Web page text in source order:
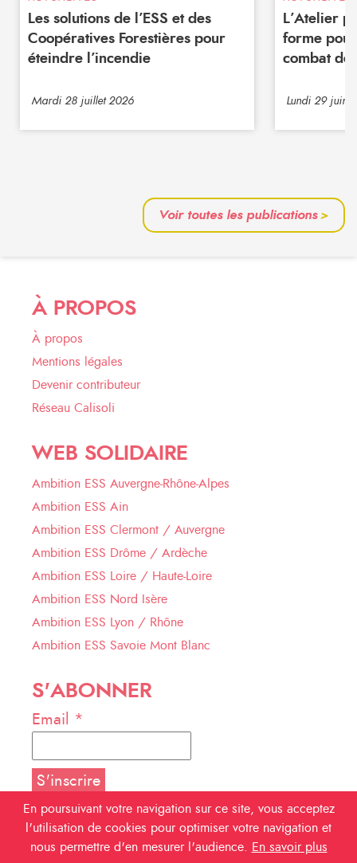
Les solutions de l’ESS et des
Coopératives Forestières pour
éteindre l’incendie
Mardi 28 juillet 2026
L’Atelier
forme
combat de
Lundi 29 juin
Voir toutes les publications>
À PROPOS
À propos
Mentions légales
Devenir contributeur
Réseau Calisoli
WEB SOLIDAIRE
Ambition ESS Auvergne-Rhône-Alpes
Ambition ESS Ain
Ambition ESS Clermont / Auvergne
Ambition ESS Drôme / Ardèche
Ambition ESS Loire / Haute-Loire
Ambition ESS Nord Isère
Ambition ESS Lyon / Rhône
Ambition ESS Savoie Mont Blanc
S'ABONNER
Email *
NOUS SUIVRE
En poursuivant votre navigation sur ce site, vous acceptez
l'utilisation de cookies pour optimiser votre navigation et
nous permettre d'en mesurer l'audience.
En savoir plus